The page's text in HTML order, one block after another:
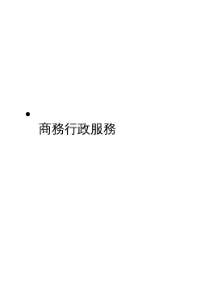
商務行政服務